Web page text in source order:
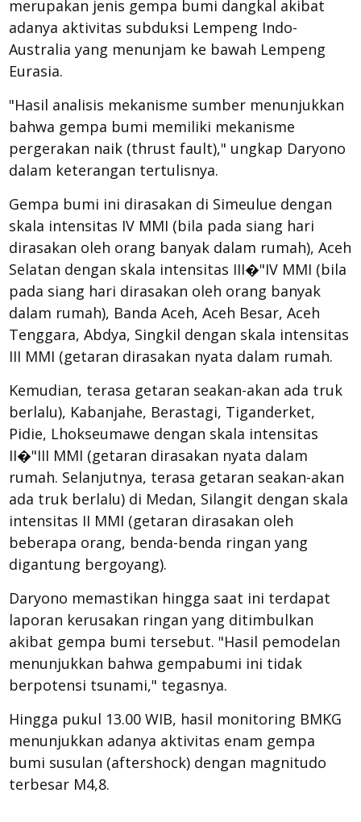
merupakan jenis gempa bumi dangkal akibat
adanya aktivitas subduksi Lempeng Indo-
Australia yang menunjam ke bawah Lempeng
Eurasia.
"Hasil analisis mekanisme sumber menunjukkan
bahwa gempa bumi memiliki mekanisme
pergerakan naik (thrust fault)," ungkap Daryono
dalam keterangan tertulisnya.
Gempa bumi ini dirasakan di Simeulue dengan
skala intensitas IV MMI (bila pada siang hari
dirasakan oleh orang banyak dalam rumah), Aceh
Selatan dengan skala intensitas III�"IV MMI (bila
pada siang hari dirasakan oleh orang banyak
dalam rumah), Banda Aceh, Aceh Besar, Aceh
Tenggara, Abdya, Singkil dengan skala intensitas
III MMI (getaran dirasakan nyata dalam rumah.
Kemudian, terasa getaran seakan-akan ada truk
berlalu), Kabanjahe, Berastagi, Tiganderket,
Pidie, Lhokseumawe dengan skala intensitas
II�"III MMI (getaran dirasakan nyata dalam
rumah. Selanjutnya, terasa getaran seakan-akan
ada truk berlalu) di Medan, Silangit dengan skala
intensitas II MMI (getaran dirasakan oleh
beberapa orang, benda-benda ringan yang
digantung bergoyang).
Daryono memastikan hingga saat ini terdapat
laporan kerusakan ringan yang ditimbulkan
akibat gempa bumi tersebut. "Hasil pemodelan
menunjukkan bahwa gempabumi ini tidak
berpotensi tsunami," tegasnya.
Hingga pukul 13.00 WIB, hasil monitoring BMKG
menunjukkan adanya aktivitas enam gempa
bumi susulan (aftershock) dengan magnitudo
terbesar M4,8.